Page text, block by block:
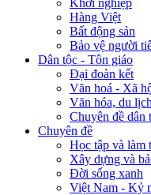
Khởi nghiệp
Hàng Việt
Bất động sản
Bảo vệ người
Dân tộc - Tôn giáo
Đại đoàn kết
Văn hoá - Xã
Văn hóa, du
Chuyên đề dân
Chuyên đề
Học tập và làm
Xây dựng và
Đời sống xanh
Việt Nam - Kỷ